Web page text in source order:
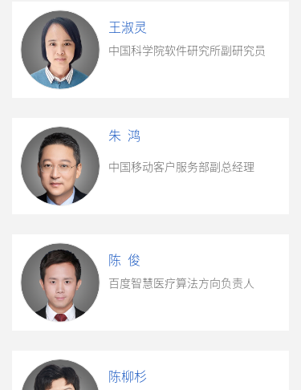
王淑灵
中国科学院软件研究所副研究员
朱 鸿
中国移动客户服务部副总经理
陈 俊
百度智慧医疗算法方向负责人
陈柳杉